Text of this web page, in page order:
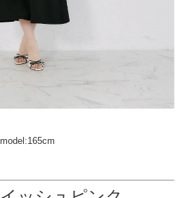
model:165cm